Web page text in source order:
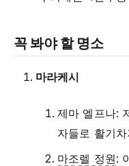
꼭 봐야 할 명소
마라케시
제마 엘프나:
자들로 활기
마조렐 정원: